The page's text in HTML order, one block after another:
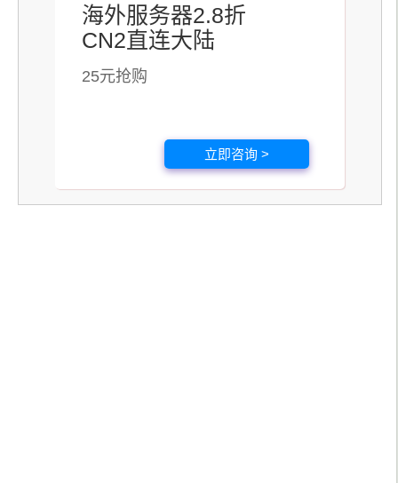
海外服务器2.8折
CN2直连大陆
25元抢购
立即咨询 >